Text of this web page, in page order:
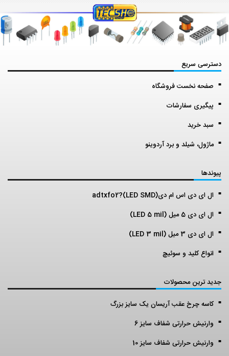
دسترسی سریع
صفحه نخست فروشگاه
پیگیری سفارشات
سبد خرید
ماژول، شیلد و برد آردوینو
پیوندها
ال ای دی اس ام دی(LED SMD)?adtxfo2
ال ای دی 5 میل (LED 5 mil)
ال ای دی 3 میل (LED 3 mil)
انواع کلید و سوئیچ
جدید ترین محصولات
کاسه چرخ عقب آریسان یک سایز بزرگ
وارنیش حرارتی شفاف سایز 6
وارنیش حرارتی شفاف سایز 10